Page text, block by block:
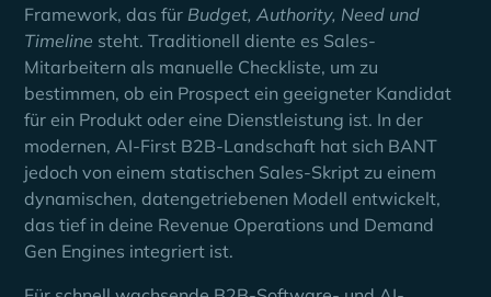
Framework, das für Budget, Authority, Need und
Timeline steht. Traditionell diente es Sales-
Mitarbeitern als manuelle Checkliste, um zu
bestimmen, ob ein Prospect ein geeigneter Kandidat
für ein Produkt oder eine Dienstleistung ist. In der
modernen, AI-First B2B-Landschaft hat sich BANT
jedoch von einem statischen Sales-Skript zu einem
dynamischen, datengetriebenen Modell entwickelt,
das tief in deine Revenue Operations und Demand
Gen Engines integriert ist.